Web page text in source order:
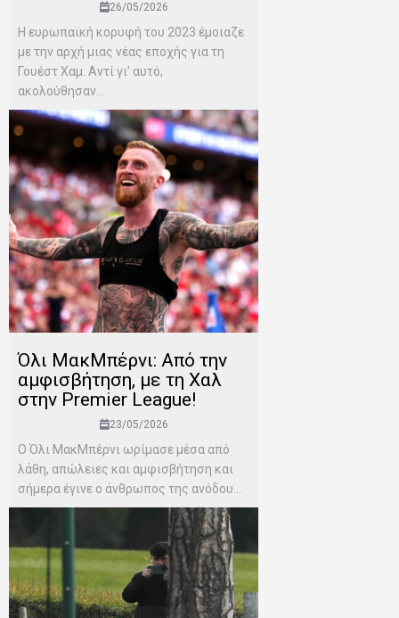
26/05/2026
Η ευρωπαϊκή κορυφή του 2023 έμοιαζε
με την αρχή μιας νέας εποχής για τη
Γουέστ Χαμ. Αντί γι’ αυτό,
ακολούθησαν...
Όλι ΜακΜπέρνι: Aπό την
αμφισβήτηση, με τη Χαλ
στην Premier League!
23/05/2026
Ο Όλι ΜακΜπέρνι ωρίμασε μέσα από
λάθη, απώλειες και αμφισβήτηση και
σήμερα έγινε ο άνθρωπος της ανόδου...